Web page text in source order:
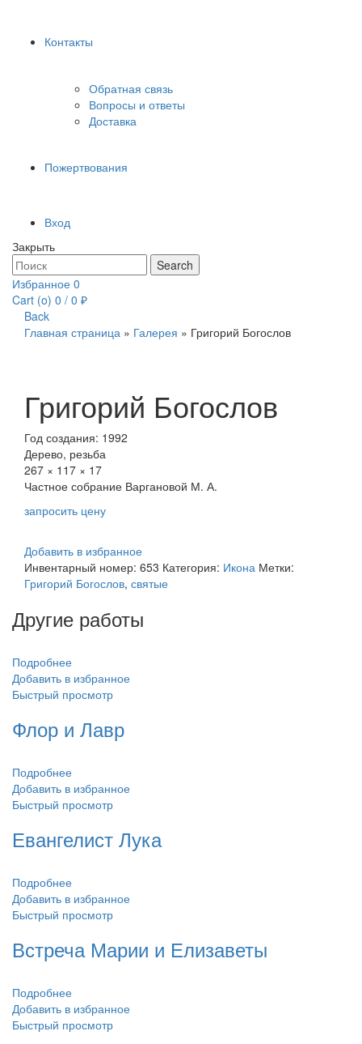
Контакты
Обратная связь
Вопросы и ответы
Доставка
Пожертвования
Вход
Закрыть
Search
for:
Search
Избранное 0
Cart (o) 0 / 0 ₽
Back
Главная страница » Галерея » Григорий Богослов
Григорий Богослов
Год создания: 1992
Дерево, резьба
267 × 117 × 17
Частное собрание Варгановой М. А.
запросить цену
Добавить в избранное
Инвентарный номер: 653 Категория: Икона Метки:
Григорий Богослов, святые
Другие работы
Подробнее
Добавить в избранное
Быстрый просмотр
Флор и Лавр
Подробнее
Добавить в избранное
Быстрый просмотр
Евангелист Лука
Подробнее
Добавить в избранное
Быстрый просмотр
Встреча Марии и Елизаветы
Подробнее
Добавить в избранное
Быстрый просмотр